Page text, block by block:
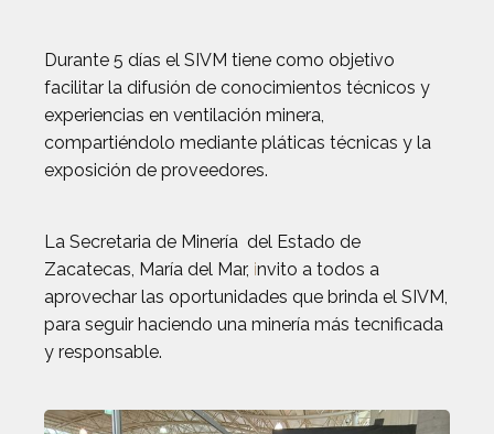
Durante 5 días el SIVM tiene como objetivo
facilitar la difusión de conocimientos técnicos y
experiencias en ventilación minera,
compartiéndolo mediante pláticas técnicas y la
exposición de proveedores.
La Secretaria de Minería del Estado de
Zacatecas, María del Mar, invito a todos a
aprovechar las oportunidades que brinda el SIVM,
para seguir haciendo una minería más tecnificada
y responsable.